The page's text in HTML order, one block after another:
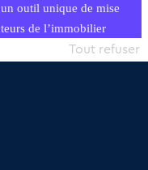
outil unique de mise
de l’immobilier
simple et intégrant
Tout refuser